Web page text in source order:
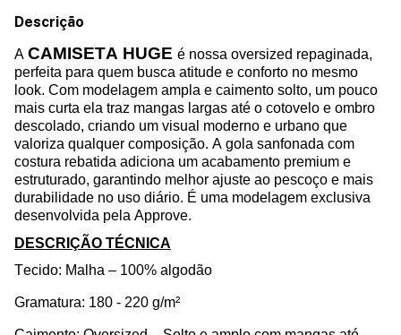
Descrição
A CAMISETA HUGE é nossa oversized repaginada,
perfeita para quem busca atitude e conforto no mesmo
look. Com modelagem ampla e caimento solto, um pouco
mais curta ela traz mangas largas até o cotovelo e ombro
descolado, criando um visual moderno e urbano que
valoriza qualquer composição. A gola sanfonada com
costura rebatida adiciona um acabamento premium e
estruturado, garantindo melhor ajuste ao pescoço e mais
durabilidade no uso diário. É uma modelagem exclusiva
desenvolvida pela Approve.
DESCRIÇÃO TÉCNICA
Tecido: Malha – 100% algodão
Gramatura: 180 - 220 g/m²